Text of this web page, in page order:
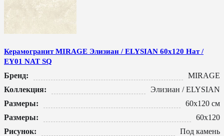
Керамогранит MIRAGE Элизиан / ELYSIAN 60x120 Нат /
EY01 NAT SQ
Бренд:
MIRAGE
Коллекция:
Элизиан / ELYSIAN
Размеры:
60x120 см
Размеры:
60x120
Рисунок:
Под камень